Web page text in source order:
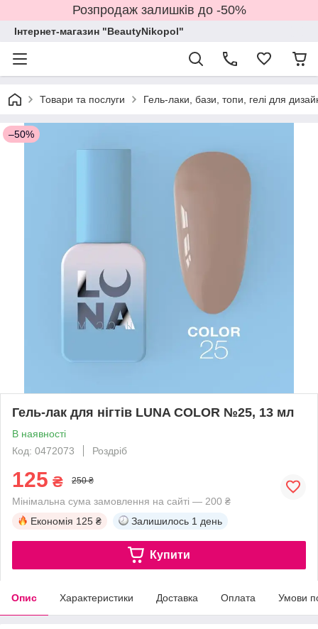
Розпродаж залишків до -50%
Інтернет-магазин "BeautyNikopol"
Товари та послуги Гель-лаки, бази, топи, гелі для
–50%
Гель-лак для нігтів LUNA COLOR №25, 13 мл
В наявності
Код: 0472073
Роздріб
125 ₴ 250 ₴
Мінімальна сума замовлення на сайті — 200 ₴
Економія 125 ₴ Залишилось 1 день
Купити
Опис Характеристики Доставка Оплата Умови